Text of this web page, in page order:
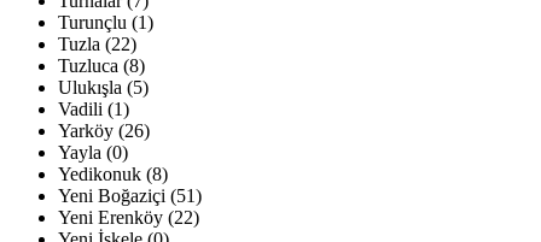
Turunçlu (1)
Tuzla (22)
Tuzluca (8)
Ulukışla (5)
Vadili (1)
Yarköy (26)
Yayla (0)
Yedikonuk (8)
Yeni Boğaziçi (51)
Yeni Erenköy (22)